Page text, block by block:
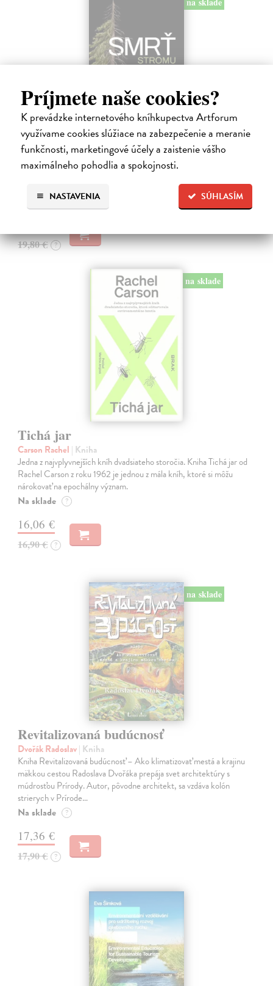
Príjmete naše cookies?
K prevádzke internetového kníhkupectva Artforum
využívame cookies slúžiace na zabezpečenie a meranie
funkčnosti, marketingové účely a zaistenie vášho
maximálneho pohodlia a spokojnosti.
SÚHLASÍM
NASTAVENIA
Smrť stromu
Baláž Erik| Kniha
SMRŤ je fascinujúca sama osebe. Týka sa každej živej bytosti, rovnako
Na sklade ?
19,80 € ?
na sklade
Tichá jar
Carson Rachel | Kniha
Jedna z najvplyvnejších kníh dvadsiateho storočia. Kniha Tichá jar od
Rachel Carson z roku 1962 je jednou z mála kníh, ktoré si môžu
nárokovať na epochálny význam.
Na sklade ?
16,06 €
16,90 € ?
na sklade
Revitalizovaná budúcnosť
Dvořák Radoslav| Kniha
Kniha Revitalizovaná budúcnosť – Ako klimatizovať mestá a krajinu
mäkkou cestou Radoslava Dvořáka prepája svet architektúry s
múdrosťou Prírody. Autor, pôvodne architekt, sa vzdáva kolón
strierych v Prírode…
Na sklade ?
17,36 €
17,90 € ?